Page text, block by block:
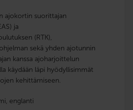
ajokortin suorittajan
ja
(RTK),
sekä yhden ajotunnin
kanssa ajoharjoittelun
käydään läpi hyödyllisimmät
kehittämiseen.
englanti